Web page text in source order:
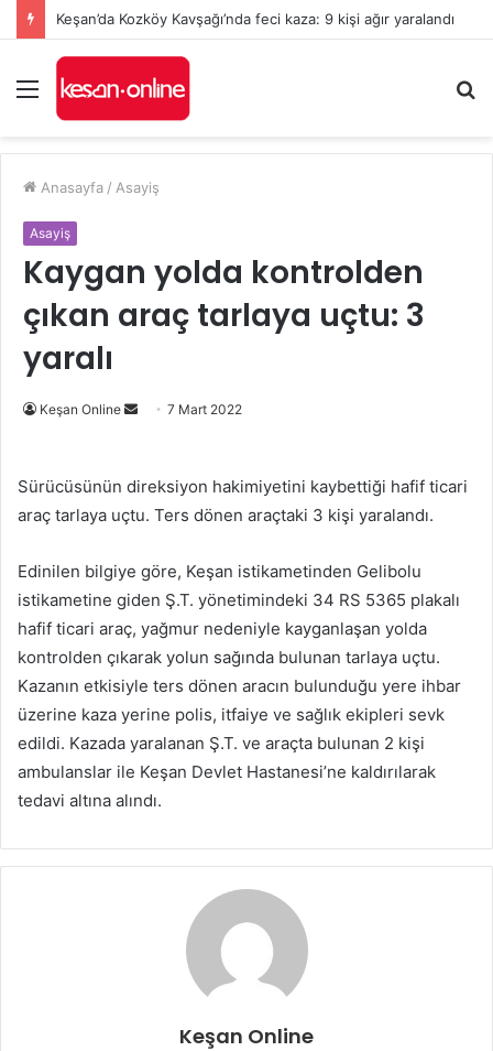
Keşan’da Kozköy Kavşağı’nda feci kaza: 9 kişi ağır yaralandı
Menü
...
Anasayfa / Asayiş
Asayiş
Kaygan yolda kontrolden
çıkan araç tarlaya uçtu: 3
yaralı
Keşan Online
Bir
göndermek
7 Mart 2022
Sürücüsünün direksiyon hakimiyetini kaybettiği hafif ticari
araç tarlaya uçtu. Ters dönen araçtaki 3 kişi yaralandı.
Edinilen bilgiye göre, Keşan istikametinden Gelibolu
istikametine giden Ş.T. yönetimindeki 34 RS 5365 plakalı
hafif ticari araç, yağmur nedeniyle kayganlaşan yolda
kontrolden çıkarak yolun sağında bulunan tarlaya uçtu.
Kazanın etkisiyle ters dönen aracın bulunduğu yere ihbar
üzerine kaza yerine polis, itfaiye ve sağlık ekipleri sevk
edildi. Kazada yaralanan Ş.T. ve araçta bulunan 2 kişi
ambulanslar ile Keşan Devlet Hastanesi’ne kaldırılarak
tedavi altına alındı.
Keşan Online